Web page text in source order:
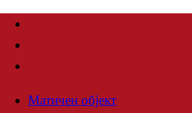
Матичен објект